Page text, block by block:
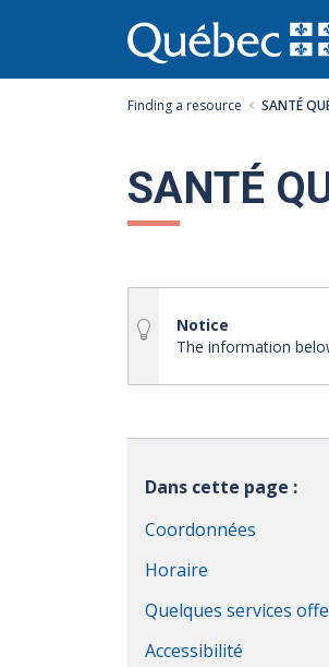
au
contenu
Finding a resource SANTÉ
SANTÉ
Notice
The information
Dans cette page :
Coordonnées
Horaire
Quelques services
Accessibilité